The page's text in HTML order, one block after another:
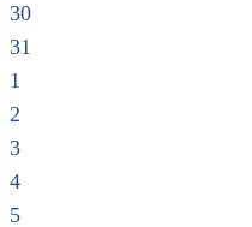
30
31
1
2
3
4
5